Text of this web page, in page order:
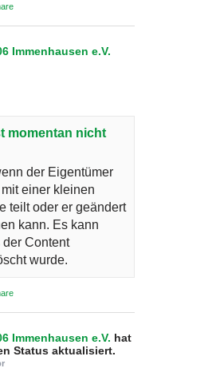
Immenhausen e.V.
momentan nicht
der Eigentümer
einer kleinen
teilt oder er geändert
kann. Es kann
Content
wurde.
Immenhausen e.V. hat
Status aktualisiert.